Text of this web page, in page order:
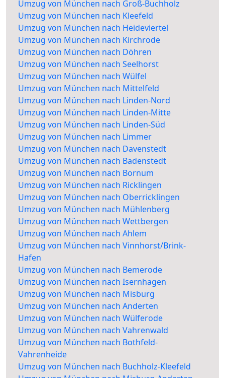
Umzug von München nach Groß-Buchholz
Umzug von München nach Kleefeld
Umzug von München nach Heideviertel
Umzug von München nach Kirchrode
Umzug von München nach Döhren
Umzug von München nach Seelhorst
Umzug von München nach Wülfel
Umzug von München nach Mittelfeld
Umzug von München nach Linden-Nord
Umzug von München nach Linden-Mitte
Umzug von München nach Linden-Süd
Umzug von München nach Limmer
Umzug von München nach Davenstedt
Umzug von München nach Badenstedt
Umzug von München nach Bornum
Umzug von München nach Ricklingen
Umzug von München nach Oberricklingen
Umzug von München nach Mühlenberg
Umzug von München nach Wettbergen
Umzug von München nach Ahlem
Umzug von München nach Vinnhorst/Brink-
Hafen
Umzug von München nach Bemerode
Umzug von München nach Isernhagen
Umzug von München nach Misburg
Umzug von München nach Anderten
Umzug von München nach Wülferode
Umzug von München nach Vahrenwald
Umzug von München nach Bothfeld-
Vahrenheide
Umzug von München nach Buchholz-Kleefeld